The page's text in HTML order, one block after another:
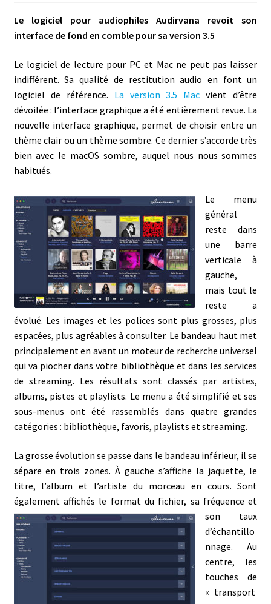
Le logiciel pour audiophiles Audirvana revoit son
interface de fond en comble pour sa version 3.5
Le logiciel de lecture pour PC et Mac ne peut pas laisser
indifférent. Sa qualité de restitution audio en font un
logiciel de référence. La version 3.5 Mac vient d’être
dévoilée : l’interface graphique a été entièrement revue. La
nouvelle interface graphique, permet de choisir entre un
thème clair ou un thème sombre. Ce dernier s’accorde très
bien avec le macOS sombre, auquel nous nous sommes
habitués.
Le menu
général
reste dans
une barre
verticale à
gauche,
mais tout le
reste a
évolué. Les images et les polices sont plus grosses, plus
espacées, plus agréables à consulter. Le bandeau haut met
principalement en avant un moteur de recherche universel
qui va piocher dans votre bibliothèque et dans les services
de streaming. Les résultats sont classés par artistes,
albums, pistes et playlists. Le menu a été simplifié et ses
sous-menus ont été rassemblés dans quatre grandes
catégories : bibliothèque, favoris, playlists et streaming.
La grosse évolution se passe dans le bandeau inférieur, il se
sépare en trois zones. À gauche s’affiche la jaquette, le
titre, l’album et l’artiste du morceau en cours. Sont
également affichés le format du fichier, sa fréquence et
son taux
d’échantillo
nnage. Au
centre, les
touches de
« transport